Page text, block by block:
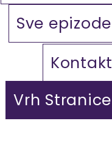
Sve epizode
Kontakt
Vrh Stranice